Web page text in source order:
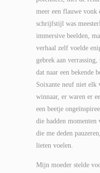
meer een flauwe vonk
schrijfstijl was
immersive beelden,
verhaal zelf voelde
gebrek aan verrassing,
dat naar een bekende
Soixante neuf niet elk
winnaar, er waren er
een beetje
die hadden momenten
die me deden
lieten voelen.
Mijn moeder stelde